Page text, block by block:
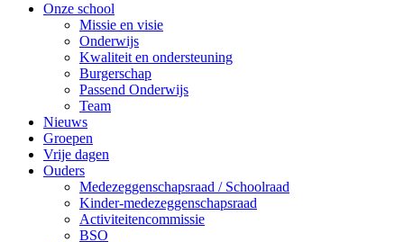
Onze school
Missie en visie
Onderwijs
Kwaliteit en ondersteuning
Burgerschap
Passend Onderwijs
Team
Nieuws
Groepen
Vrije dagen
Ouders
Medezeggenschapsraad / Schoolraad
Kinder-medezeggenschapsraad
Activiteitencommissie
BSO